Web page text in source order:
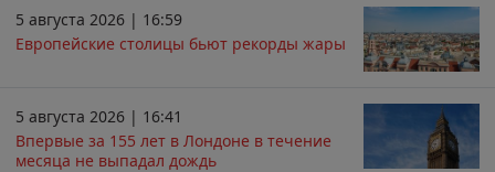
5 августа 2026 | 16:59
Европейские столицы бьют рекорды жары
5 августа 2026 | 16:41
Впервые за 155 лет в Лондоне в течение
месяца не выпадал дождь